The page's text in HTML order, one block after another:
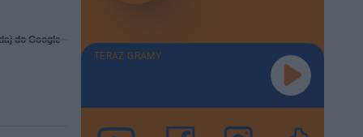
do Google
TERAZ GRAMY